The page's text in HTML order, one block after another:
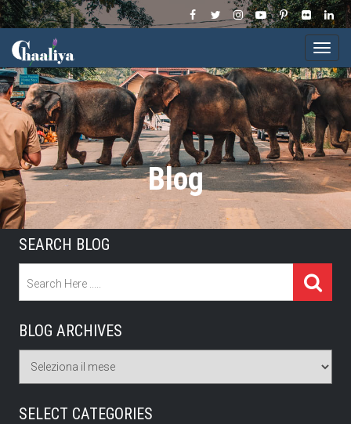
Blog
SEARCH BLOG
BLOG ARCHIVES
SELECT CATEGORIES